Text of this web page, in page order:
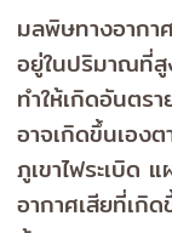
มลพิษทางอากา
อยู่ในปริมาณที่สู
ทำให้เกิดอันต
อาจเกิดขึ้นเอง
ภูเขาไฟระเบิด
อากาศเสียที่เกิ